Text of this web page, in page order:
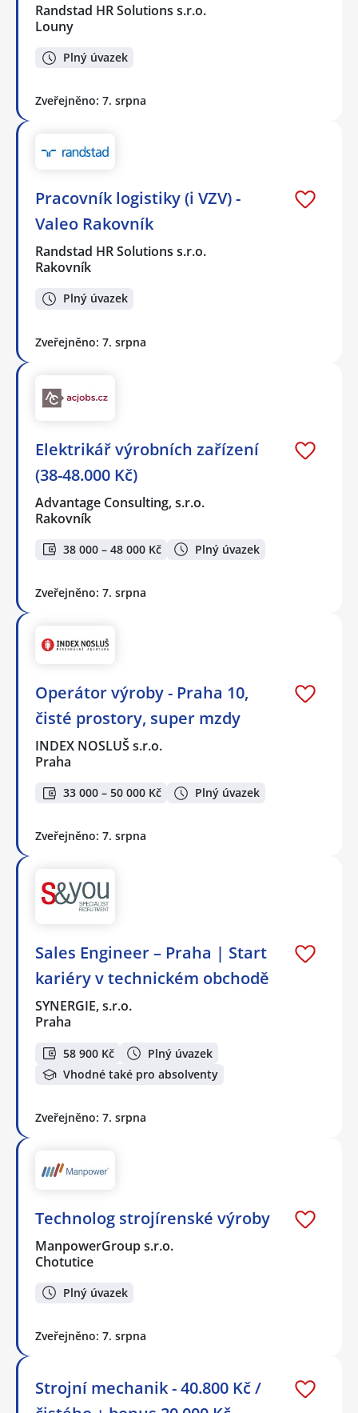
Randstad HR Solutions s.r.o.
Louny
Plný úvazek
Zveřejněno: 7. srpna
Pracovník logistiky (i VZV) -
Valeo Rakovník
Randstad HR Solutions s.r.o.
Rakovník
Plný úvazek
Zveřejněno: 7. srpna
Elektrikář výrobních zařízení
(38-48.000 Kč)
Advantage Consulting, s.r.o.
Rakovník
38 000 – 48 000 Kč Plný úvazek
Zveřejněno: 7. srpna
Operátor výroby - Praha 10,
čisté prostory, super mzdy
INDEX NOSLUŠ s.r.o.
Praha
33 000 – 50 000 Kč Plný úvazek
Zveřejněno: 7. srpna
Sales Engineer – Praha | Start
kariéry v technickém obchodě
SYNERGIE, s.r.o.
Praha
58 900 Kč
Plný úvazek
Vhodné také pro absolventy
Zveřejněno: 7. srpna
Technolog strojírenské výroby
ManpowerGroup s.r.o.
Chotutice
Plný úvazek
Zveřejněno: 7. srpna
Strojní mechanik - 40.800 Kč /